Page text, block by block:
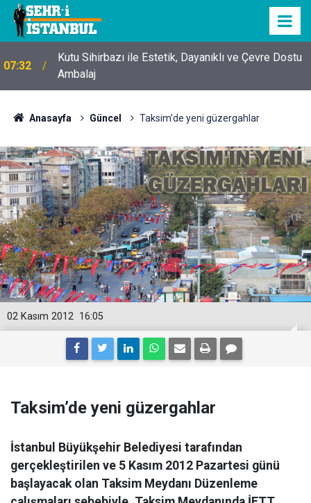
07:32
Kutu Sihirbazı ile Estetik, Dayanıklı ve Çevre Dostu
Ambalaj
Anasayfa Güncel Taksim’de yeni güzergahlar
16:05
02 Kasım 2012
Taksim’de yeni güzergahlar
İstanbul Büyükşehir Belediyesi tarafından
gerçekleştirilen ve 5 Kasım 2012 Pazartesi günü
başlayacak olan Taksim Meydanı Düzenleme